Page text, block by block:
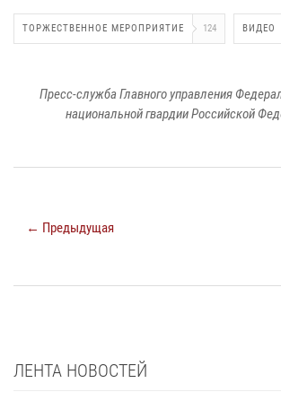
ТОРЖЕСТВЕННОЕ МЕРОПРИЯТИЕ 124 ВИДЕО
Пресс-служба Главного управления
национальной гвардии Российской
← Предыдущая
ЛЕНТА НОВОСТЕЙ